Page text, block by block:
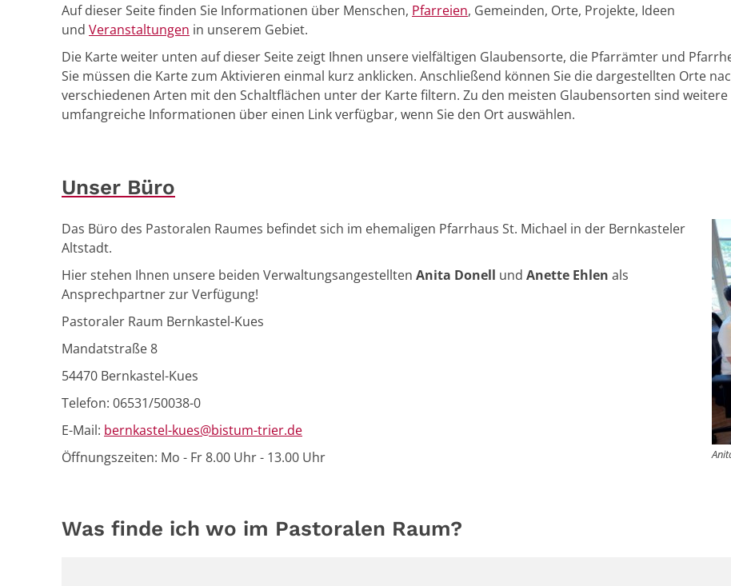
Auf dieser Seite finden Sie Informationen über Menschen, Pfarreien, Gemeinden, Orte, Projekte, Ideen
und Veranstaltungen in unserem Gebiet.
Die Karte weiter unten auf dieser Seite zeigt Ihnen unsere vielfältigen Glaubensorte, die Pfarrämter und
Sie müssen die Karte zum Aktivieren einmal kurz anklicken. Anschließend können Sie die dargestellten Orte
verschiedenen Arten mit den Schaltflächen unter der Karte filtern. Zu den meisten Glaubensorten sind weitere
umfangreiche Informationen über einen Link verfügbar, wenn Sie den Ort auswählen.
Unser Büro
Das Büro des Pastoralen Raumes befindet sich im ehemaligen Pfarrhaus St. Michael in der Bernkasteler
Altstadt.
Hier stehen Ihnen unsere beiden Verwaltungsangestellten Anita Donell und Anette Ehlen als
Ansprechpartner zur Verfügung!
Pastoraler Raum Bernkastel-Kues
Mandatstraße 8
54470 Bernkastel-Kues
Telefon: 06531/50038-0
E-Mail: bernkastel-kues@bistum-trier.de
Öffnungszeiten: Mo - Fr 8.00 Uhr - 13.00 Uhr
Was finde ich wo im Pastoralen Raum?